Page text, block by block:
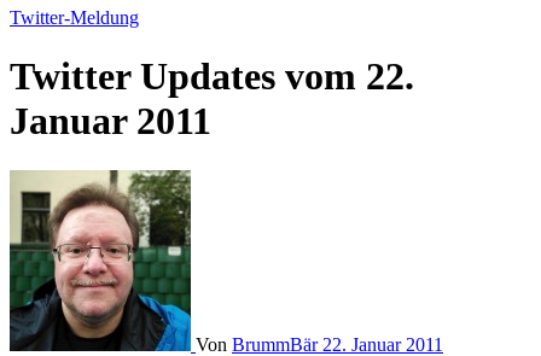
Twitter-Meldung
Twitter Updates vom 22.
Januar 2011
Von BrummBär 22. Januar 2011